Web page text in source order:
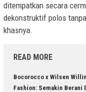
ditempatkan secara
dekonstruktif polos
khasnya.
READ MORE
Bocorocco x Wilsen
Fashion: Semakin Berani